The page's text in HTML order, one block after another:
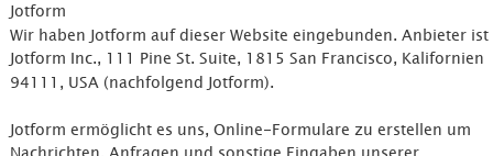
Jotform
Wir haben Jotform auf dieser Website eingebunden. Anbieter
Jotform Inc., 111 Pine St. Suite, 1815 San Francisco, Kalifornien
94111, USA (nachfolgend Jotform).
Jotform ermöglicht es uns, Online-Formulare zu erstellen um